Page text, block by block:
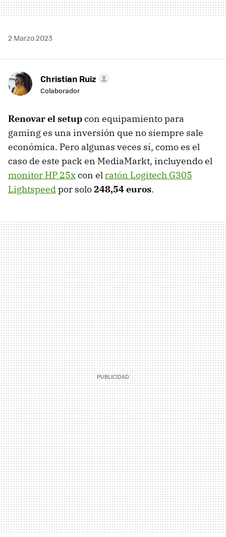
2 Marzo 2023
Christian Ruiz
Colaborador
Renovar el setupcon equipamiento para
gaming es una inversión que no siempre sale
económica. Pero algunas veces sí, como es el
caso de este pack en MediaMarkt, incluyendo el
monitor HP 25xcon elratón Logitech G305
Lightspeedpor solo248,54 euros.